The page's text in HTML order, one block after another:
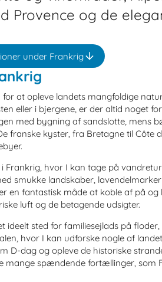
Provence og de
under Frankrig
at opleve landets mangfoldige
eller i bjergene, er der altid noget
med bygning af sandslotte, mens
franske kyster, fra Bretagne til Côte
Frankrig, hvor I kan tage på
smukke landskaber,
en fantastisk måde at koble af på
luft og de betagende udsigter.
ideelt sted for familiesejlads på
hvor I kan udforske nogle af
D-dag og opleve de historiske
mange spændende fortællinger, som